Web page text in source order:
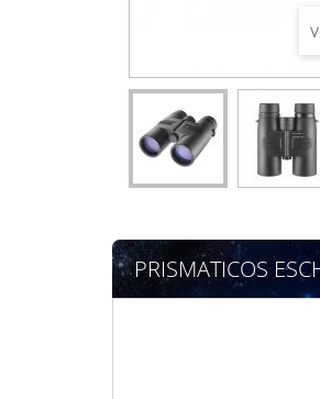
PRISMATICOS